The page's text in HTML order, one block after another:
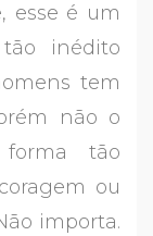
esse é um
inédito
tem
não o
forma tão
ou
importa.